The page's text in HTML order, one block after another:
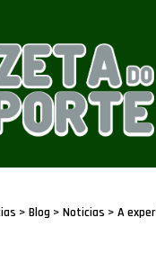
> Blog > Noticias > A